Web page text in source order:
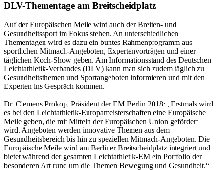
DLV-Thementage am Breitscheidplatz
Auf der Europäischen Meile wird auch der Breiten- und
Gesundheitssport im Fokus stehen. An unterschiedlichen
Thementagen wird es dazu ein buntes Rahmenprogramm aus
sportlichen Mitmach-Angeboten, Expertenvorträgen und einer
täglichen Koch-Show geben. Am Informationsstand des Deutschen
Leichtathletik-Verbandes (DLV) kann man sich zudem täglich zu
Gesundheitsthemen und Sportangeboten informieren und mit den
Experten ins Gespräch kommen.
Dr. Clemens Prokop, Präsident der EM Berlin 2018: „Erstmals wird
es bei den Leichtathletik-Europameisterschaften eine Europäische
Meile geben, die mit Mitteln der Europäischen Union gefördert
wird. Angeboten werden innovative Themen aus dem
Gesundheitsbereich bis hin zu speziellen Mitmach-Angeboten. Die
Europäische Meile wird am Berliner Breitscheidplatz integriert und
bietet während der gesamten Leichtathletik-EM ein Portfolio der
besonderen Art rund um die Themen Bewegung und Gesundheit.“